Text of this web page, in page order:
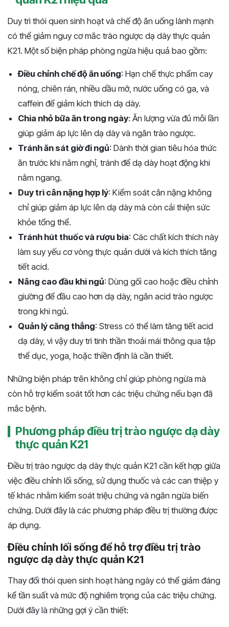
Duy trì thói quen sinh hoạt và chế độ ăn uống lành mạnh
có thể giảm nguy cơ mắc trào ngược dạ dày thực quản
K21. Một số biện pháp phòng ngừa hiệu quả bao gồm:
Điều chỉnh chế độ ăn uống: Hạn chế thực phẩm cay
nóng, chiên rán, nhiều dầu mỡ, nước uống có ga, và
caffein để giảm kích thích dạ dày.
Chia nhỏ bữa ăn trong ngày: Ăn lượng vừa đủ mỗi lần
giúp giảm áp lực lên dạ dày và ngăn trào ngược.
Tránh ăn sát giờ đi ngủ: Dành thời gian tiêu hóa thức
ăn trước khi nằm nghỉ, tránh để dạ dày hoạt động khi
nằm ngang.
Duy trì cân nặng hợp lý: Kiểm soát cân nặng không
chỉ giúp giảm áp lực lên dạ dày mà còn cải thiện sức
khỏe tổng thể.
Tránh hút thuốc và rượu bia: Các chất kích thích này
làm suy yếu cơ vòng thực quản dưới và kích thích tăng
tiết acid.
Nâng cao đầu khi ngủ: Dùng gối cao hoặc điều chỉnh
giường để đầu cao hơn dạ dày, ngăn acid trào ngược
trong khi ngủ.
Quản lý căng thẳng: Stress có thể làm tăng tiết acid
dạ dày, vì vậy duy trì tinh thần thoải mái thông qua tập
thể dục, yoga, hoặc thiền định là cần thiết.
Những biện pháp trên không chỉ giúp phòng ngừa mà
còn hỗ trợ kiểm soát tốt hơn các triệu chứng nếu bạn đã
mắc bệnh.
Phương pháp điều trị trào ngược dạ dày
thực quản K21
Điều trị trào ngược dạ dày thực quản K21 cần kết hợp giữa
việc điều chỉnh lối sống, sử dụng thuốc và các can thiệp y
tế khác nhằm kiểm soát triệu chứng và ngăn ngừa biến
chứng. Dưới đây là các phương pháp điều trị thường được
áp dụng.
Điều chỉnh lối sống để hỗ trợ điều trị trào
ngược dạ dày thực quản K21
Thay đổi thói quen sinh hoạt hàng ngày có thể giảm đáng
kể tần suất và mức độ nghiêm trọng của các triệu chứng.
Dưới đây là những gợi ý cần thiết: